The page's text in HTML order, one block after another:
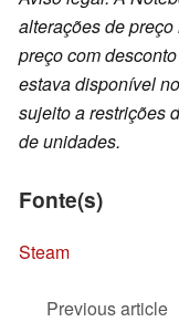
alterações de
preço com
estava disponível
sujeito a restrições
de unidades.
Fonte(s)
Steam
Previous article